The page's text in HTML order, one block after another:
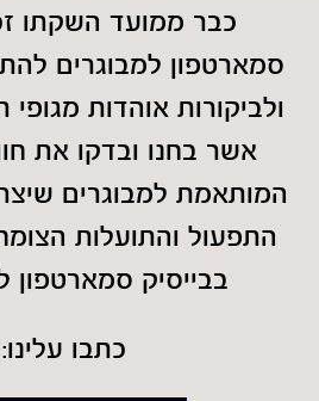
כבר ממועד השקתו
סמארטפון למבוגרים
ולביקורות אוהדות
אשר בחנו ובדקו את
המותאמת למבוגרים
התפעול והתועלות
בבייסיק סמארטפון
כתבו עלינו: